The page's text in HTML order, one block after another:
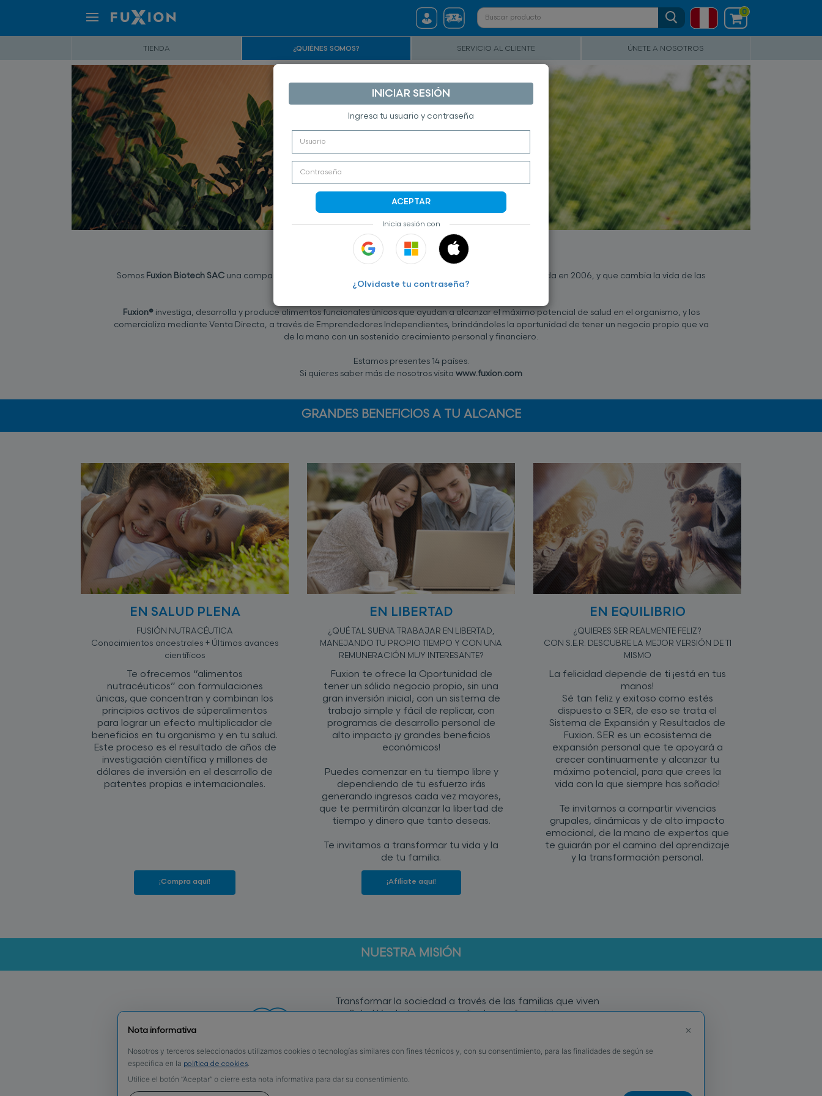
0
TIENDA ¿QUIÉNES SOMOS? SERVICIO AL CLIENTE ÚNETE A NOSOTROS
INICIAR SESIÓN
Ingresa tu usuario y contraseña
ACEPTAR
Inicia sesión con
¿Olvidaste tu contraseña?
BIENVENIDOS
Somos Fuxion Biotech SAC una compañía multinacional con su particular forma de ver el mundo, establecida en 2006, y que cambia la vida de las
personas.
Fuxion®investiga, desarrolla y produce alimentos funcionales únicos que ayudan a alcanzar el máximo potencial de salud en el organismo, y los
comercializa mediante Venta Directa, a través de Emprendedores Independientes, brindándoles la oportunidad de tener un negocio propio que va
de la mano con un sostenido crecimiento personal y financiero.
Estamos presentes 14 países.
Si quieres saber más de nosotros visita www.fuxion.com
GRANDES BENEFICIOS A TU ALCANCE
EN SALUD PLENA
FUSIÓN NUTRACÉUTICA
Conocimientos ancestrales + Últimos avances
científicos
Te ofrecemos “alimentos
nutracéuticos” con formulaciones
únicas, que concentran y combinan los
principios activos de súperalimentos
para lograr un efecto multiplicador de
beneficios en tu organismo y en tu salud.
Este proceso es el resultado de años de
investigación científica y millones de
dólares de inversión en el desarrollo de
patentes propias e internacionales.
¡Compra aquí!
EN LIBERTAD
¿QUÉ TAL SUENA TRABAJAR EN LIBERTAD,
MANEJANDO TU PROPIO TIEMPO Y CON UNA
REMUNERACIÓN MUY INTERESANTE?
Fuxion te ofrece la Oportunidad de
tener un sólido negocio propio, sin una
gran inversión inicial; con un sistema de
trabajo simple y fácil de replicar, con
programas de desarrollo personal de
alto impacto ¡y grandes beneficios
económicos!
Puedes comenzar en tu tiempo libre y
dependiendo de tu esfuerzo irás
generando ingresos cada vez mayores,
que te permitirán alcanzar la libertad de
tiempo y dinero que tanto deseas.
Te invitamos a transformar tu vida y la
de tu familia.
¡Afíliate aquí!
EN EQUILIBRIO
¿QUIERES SER REALMENTE FELIZ?​
CON S.E.R. DESCUBRE LA MEJOR VERSIÓN DE TI
MISMO
La felicidad depende de ti ¡está en tus
manos!
Sé tan feliz y exitoso como estés
dispuesto a SER, de eso se trata el
Sistema de Expansión y Resultados de
Fuxion. SER es un ecosistema de
expansión personal que te apoyará a
crecer continuamente y alcanzar tu
máximo potencial, para que crees la
vida con la que siempre has soñado!
Te invitamos a compartir vivencias
grupales, dinámicas y de alto impacto
emocional, de la mano de expertos que
te guiarán por el camino del aprendizaje
y la transformación personal.
NUESTRA MISIÓN
Transformar la sociedad a través de las familias que viven
en Salud Verdadera, por medio de una franquicia con
Biotecnología, unión a la que llamamos Fusión Funcional.
×
Nota informativa
Nosotros y terceros seleccionados utilizamos cookies o tecnologías similares con fines técnicos y, con su consentimiento, para las finalidades de según se
especifica en la política de cookies.
Utilice el botón “Aceptar” o cierre esta nota informativa para dar su consentimiento.